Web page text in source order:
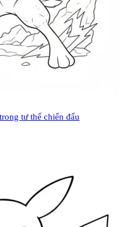
tư thế chiến đấu